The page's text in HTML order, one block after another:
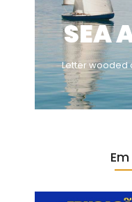
SEA
Letter wooded